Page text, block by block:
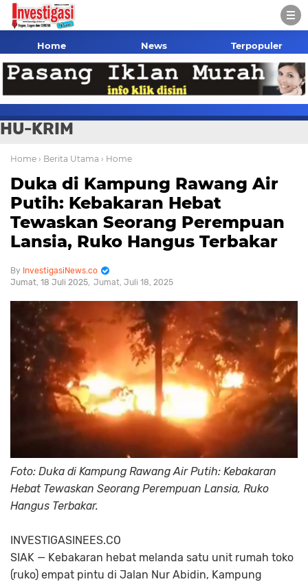
Home News Terpopuler
HU-KRIM
Home › Berita Utama › Home
Duka di Kampung Rawang Air
Putih: Kebakaran Hebat
Tewaskan Seorang Perempuan
Lansia, Ruko Hangus Terbakar
InvestigasiNews.co
Jumat, 18 Juli 2025 Jumat, Juli 18, 2025
Foto: Duka di Kampung Rawang Air Putih: Kebakaran
Hebat Tewaskan Seorang Perempuan Lansia, Ruko
Hangus Terbakar.
INVESTIGASINEES.CO
SIAK — Kebakaran hebat melanda satu unit rumah toko
(ruko) empat pintu di Jalan Nur Abidin, Kampung